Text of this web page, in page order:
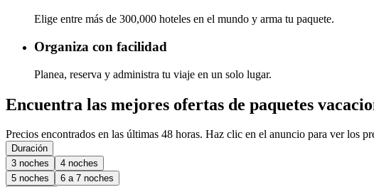
Elige entre más de 300,000 hoteles en el mundo y arma tu paquete.
Organiza con facilidad
Planea, reserva y administra tu viaje en un solo lugar.
Encuentra las mejores ofertas de paquetes
Precios encontrados en las últimas 48 horas. Haz clic en el anuncio para ver los
Duración
3 noches
4 noches
5 noches
6 a 7 noches